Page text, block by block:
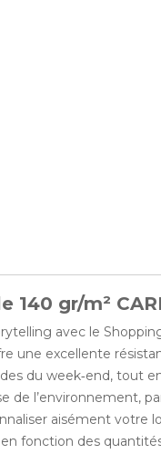
140 gr/m²
avec le
une excellente
du week‑end, tout
de l’environnement,
aisément votre
en fonction des